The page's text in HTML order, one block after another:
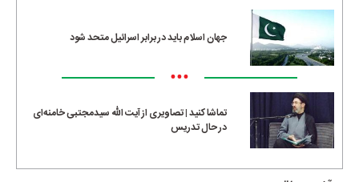
جهان اسلام باید در برابر اسرائیل متحد شود
•••
تماشا کنید | تصاویری از آیت الله سیدمجتبی خامنه‌ای
در حال تدریس